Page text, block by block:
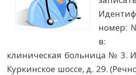
номер:
в:
клиническая больница № 3. И
Куркинское шоссе, д. 29.